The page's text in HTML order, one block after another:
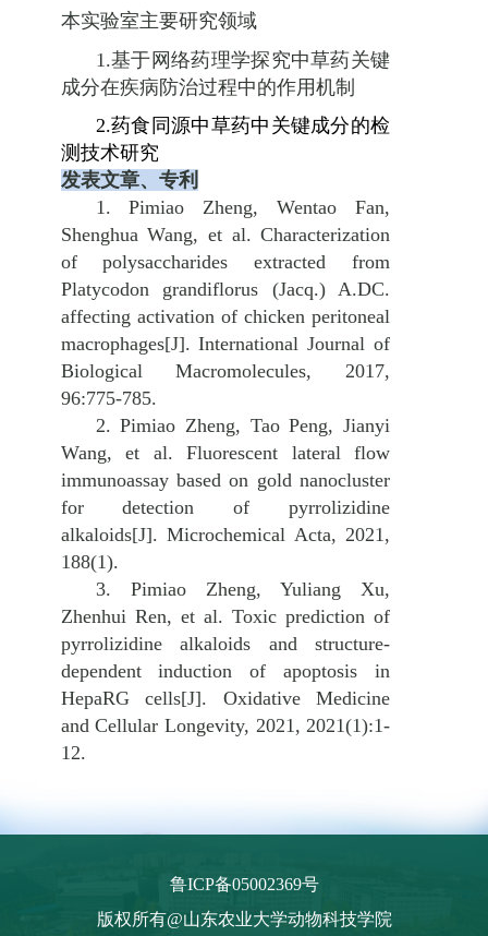
本实验室主要研究领域
1.基于网络药理学探究中草药关键
成分在疾病防治过程中的作用机制
2.药食同源中草药中关键成分的检
测技术研究
发表文章、专利
1. Pimiao Zheng, Wentao Fan,
Shenghua Wang, et al. Characterization
of polysaccharides extracted from
Platycodon grandiflorus (Jacq.) A.DC.
affecting activation of chicken peritoneal
macrophages[J]. International Journal of
Biological Macromolecules, 2017,
96:775-785.
2. Pimiao Zheng, Tao Peng, Jianyi
Wang, et al. Fluorescent lateral flow
immunoassay based on gold nanocluster
for detection of pyrrolizidine
alkaloids[J]. Microchemical Acta, 2021,
188(1).
3. Pimiao Zheng, Yuliang Xu,
Zhenhui Ren, et al. Toxic prediction of
pyrrolizidine alkaloids and structure-
dependent induction of apoptosis in
HepaRG cells[J]. Oxidative Medicine
and Cellular Longevity, 2021, 2021(1):1-
12.
鲁ICP备05002369号
版权所有@山东农业大学动物科技学院